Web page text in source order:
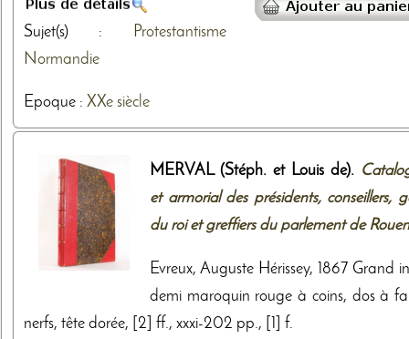
Sujet(s) :
Protestantisme
Normandie
Epoque : XXe siècle
MERVAL (Stéph. et Louis de).
et armorial des présidents, conseillers,
du roi et greffiers du parlement de
Evreux, Auguste Hérissey, 1867 Grand
demi maroquin rouge à coins, dos à
nerfs, tête dorée, [2] ff., xxxi-202 pp., [1] f.